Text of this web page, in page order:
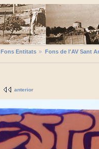
Fons Entitats
Fons de l'AV Sant
anterior